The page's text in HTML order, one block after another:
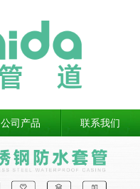
公司产品 联系我们